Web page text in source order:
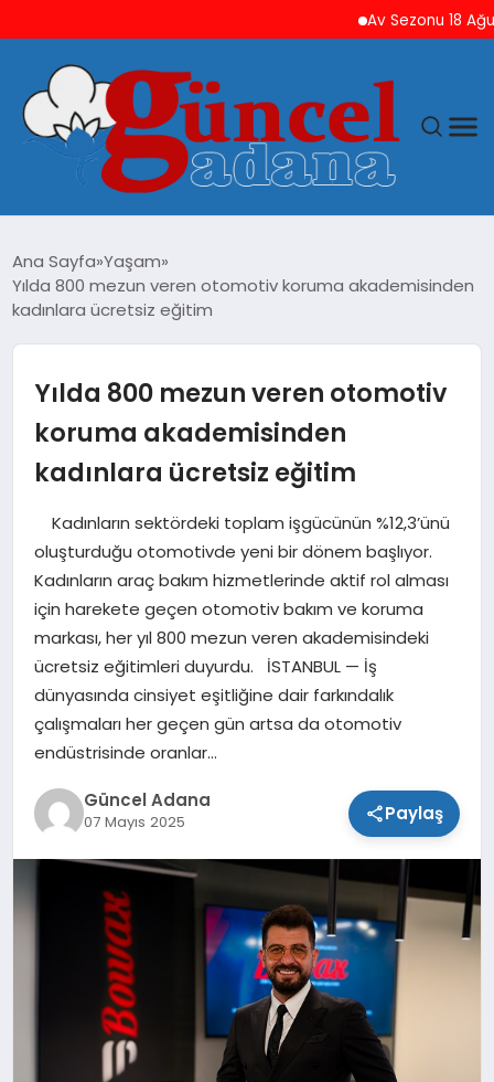
Av Sezonu 18
GÜNCEL
SAĞLIK
SPOR
TEKNOLOJI
Ana Sayfa Yaşam
Yılda 800 mezun veren otomotiv koruma akademisinden
kadınlara ücretsiz eğitim
Yılda 800 mezun veren otomotiv
koruma akademisinden
kadınlara ücretsiz eğitim
Kadınların sektördeki toplam işgücünün %12,3’ünü
oluşturduğu otomotivde yeni bir dönem başlıyor.
Kadınların araç bakım hizmetlerinde aktif rol alması
için harekete geçen otomotiv bakım ve koruma
markası, her yıl 800 mezun veren akademisindeki
ücretsiz eğitimleri duyurdu. İSTANBUL — İş
dünyasında cinsiyet eşitliğine dair farkındalık
çalışmaları her geçen gün artsa da otomotiv
endüstrisinde oranlar…
Güncel Adana
07 Mayıs 2025 Paylaş